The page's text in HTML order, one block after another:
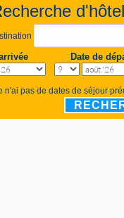
Date de
n'ai pas de dates de séjour